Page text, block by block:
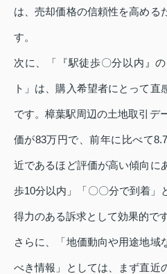
は、売却価格の信頼性を高める
す。
次に、「『駅徒歩〇分以内』
ト」は、購入希望者にとって直
です。樟葉駅周辺の土地取引デ
価が83万円で、前年に比べて
近であるほど評価が高い傾向に
歩10分以内」「〇〇分で到着」
得力のある訴求として効果的です
さらに、「地価動向や用途地域
べき情報」としては、まず直近